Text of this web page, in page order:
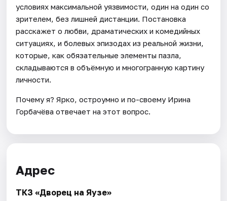
условиях максимальной уязвимости, один на один со
зрителем, без лишней дистанции. Постановка
расскажет о любви, драматических и комедийных
ситуациях, и болевых эпизодах из реальной жизни,
которые, как обязательные элементы пазла,
складываются в объёмную и многогранную картину
личности.
Почему я? Ярко, остроумно и по-своему Ирина
Горбачёва отвечает на этот вопрос.
Адрес
ТКЗ «Дворец на Яузе»